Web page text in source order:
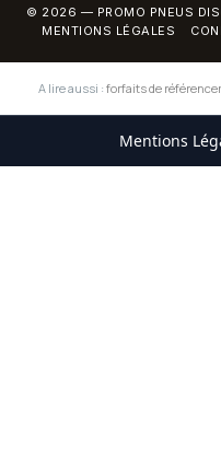
© 2026 — PROMO PNEUS
MENTIONS LÉGALES
A lire aussi : forfaits de
Mentions